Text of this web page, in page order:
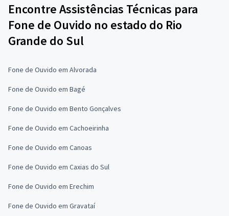
Encontre Assistências Técnicas para
Fone de Ouvido no estado do Rio
Grande do Sul
Fone de Ouvido em Alvorada
Fone de Ouvido em Bagé
Fone de Ouvido em Bento Gonçalves
Fone de Ouvido em Cachoeirinha
Fone de Ouvido em Canoas
Fone de Ouvido em Caxias do Sul
Fone de Ouvido em Erechim
Fone de Ouvido em Gravataí